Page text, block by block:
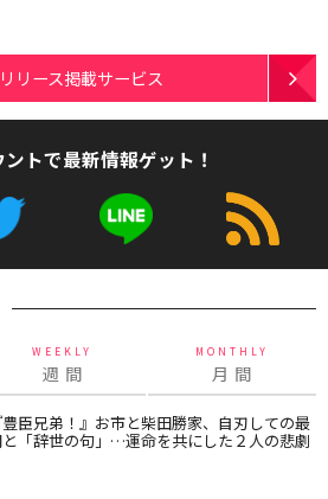
リース掲載サービス
トで最新情報ゲット！
WEEKLY
週 間
MONTHLY
月 間
豊臣兄弟！』お市と柴田勝家、自刃しての最
「辞世の句」…運命を共にした２人の悲劇